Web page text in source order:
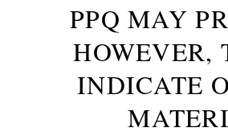
PPQ MAY
HOWEVER,
INDICATE